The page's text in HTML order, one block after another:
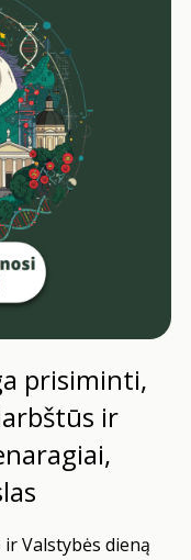
prisiminti,
ir
Valstybės dieną